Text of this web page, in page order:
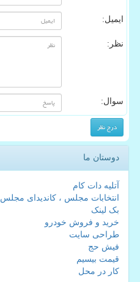
ایمیل:
نظر:
سوال:
دوستان ما
آتلیه دات کام
انتخابات مجلس ، کاندیدای مجلس
بک لینک
خرید و فروش خودرو
طراحی سایت
فیش حج
قیمت بیسیم
کار در محل